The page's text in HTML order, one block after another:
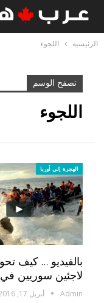
الرئيسية اللجوء
تصفح الوسم
اللجوء
الهجرة إلى أوربا
بالفيديو … كيف
لاجئين سوريين في
Admin أبريل 17, 2016